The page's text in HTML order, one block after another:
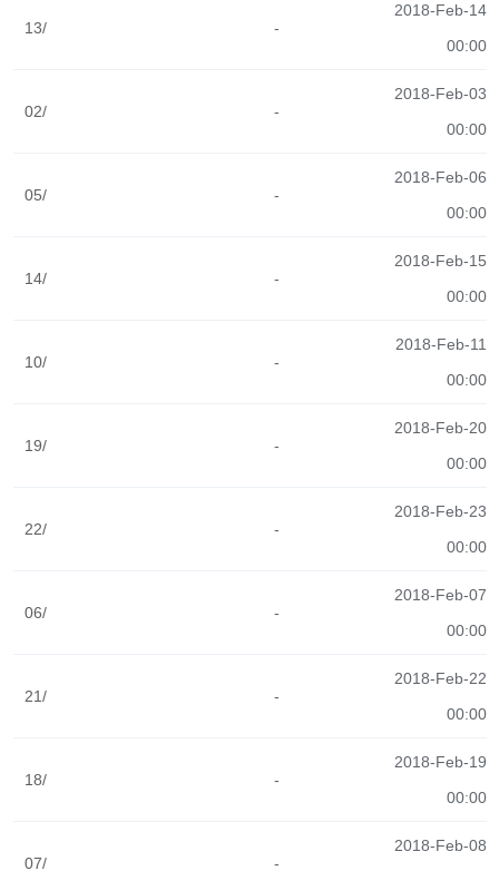
13/ -
2018-Feb-14
00:00
02/ -
2018-Feb-03
00:00
05/ -
2018-Feb-06
00:00
14/ -
2018-Feb-15
00:00
10/ -
2018-Feb-11
00:00
19/ -
2018-Feb-20
00:00
22/ -
2018-Feb-23
00:00
06/ -
2018-Feb-07
00:00
21/ -
2018-Feb-22
00:00
18/ -
2018-Feb-19
00:00
07/ -
2018-Feb-08